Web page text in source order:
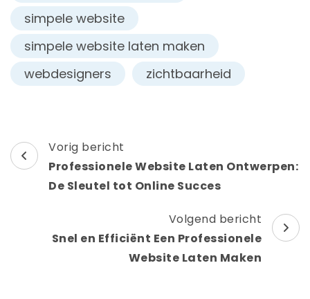
simpele website
simpele website laten maken
webdesigners
zichtbaarheid
Berichtnavigatie
Vorig bericht
Professionele Website Laten Ontwerpen:
De Sleutel tot Online Succes
Volgend bericht
Snel en Efficiënt Een Professionele
Website Laten Maken